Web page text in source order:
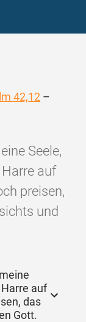
42,12 –
Seele,
auf
preisen,
und
auf
das
Gott.